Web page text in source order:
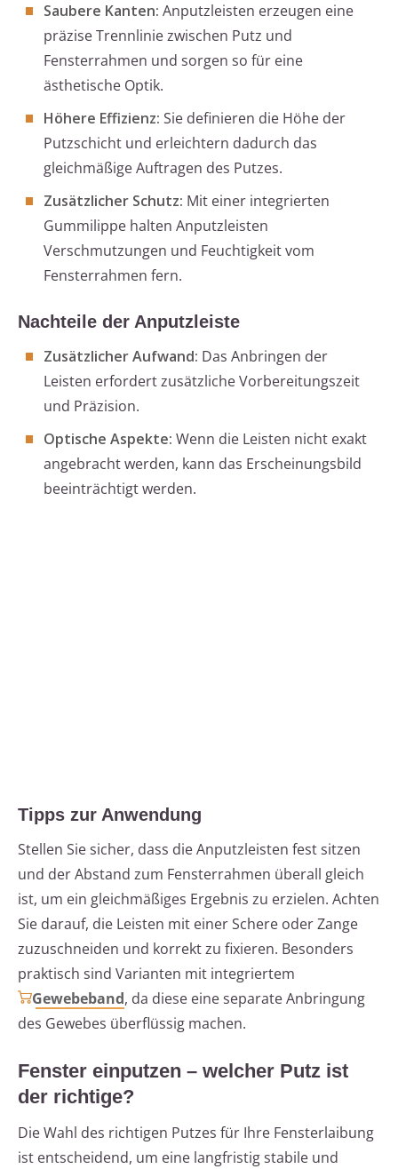
Saubere Kanten: Anputzleisten erzeugen eine
präzise Trennlinie zwischen Putz und
Fensterrahmen und sorgen so für eine
ästhetische Optik.
Höhere Effizienz: Sie definieren die Höhe der
Putzschicht und erleichtern dadurch das
gleichmäßige Auftragen des Putzes.
Zusätzlicher Schutz: Mit einer integrierten
Gummilippe halten Anputzleisten
Verschmutzungen und Feuchtigkeit vom
Fensterrahmen fern.
Nachteile der Anputzleiste
Zusätzlicher Aufwand: Das Anbringen der
Leisten erfordert zusätzliche Vorbereitungszeit
und Präzision.
Optische Aspekte: Wenn die Leisten nicht exakt
angebracht werden, kann das Erscheinungsbild
beeinträchtigt werden.
Tipps zur Anwendung
Stellen Sie sicher, dass die Anputzleisten fest sitzen
und der Abstand zum Fensterrahmen überall gleich
ist, um ein gleichmäßiges Ergebnis zu erzielen. Achten
Sie darauf, die Leisten mit einer Schere oder Zange
zuzuschneiden und korrekt zu fixieren. Besonders
praktisch sind Varianten mit integriertem
Gewebeband, da diese eine separate Anbringung
des Gewebes überflüssig machen.
Fenster einputzen – welcher Putz ist
der richtige?
Die Wahl des richtigen Putzes für Ihre Fensterlaibung
ist entscheidend, um eine langfristig stabile und